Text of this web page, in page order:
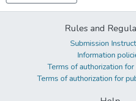
Rules and
Submission
Information
Terms of authorization
Terms of authorization for